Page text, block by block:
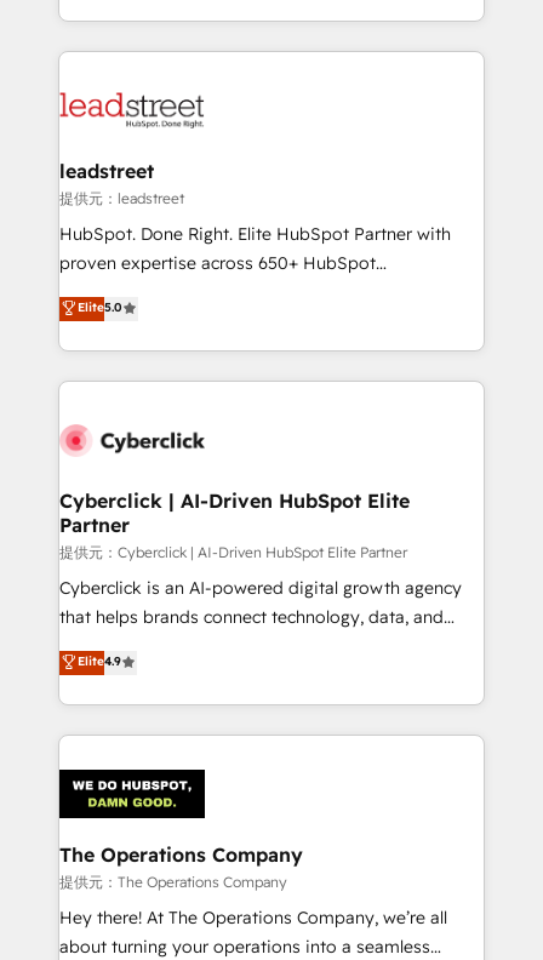
we blend strategy, creativity, and technology to help
custom HubSpot CRM solutions. Our experts design,
implement, and optimize systems to enhance user
marketing, and service teams. From setup to
management, and speed up deal closures. With 500+
projects completed, our Agile approach ensures your
HubSpot CRM drives measurable results. Our
RevOps services align your sales, marketing, and
optimize the revenue lifecycle—lead generation to
retention—by refining processes and eliminating
maximize profitability and adapt to your goals.
leadstreet
提供元：leadstreet
HubSpot. Done Right. Elite HubSpot Partner with
proven expertise across 650+ HubSpot
implementations. With 12+ years of HubSpot
experience, we help you use the HubSpot platform
to its fullest capacity, improve your current HubSpot
website, or build your new one.
Elite5.0
Cyberclick | AI-Driven HubSpot Elite
Partner
提供元：Cyberclick | AI-Driven HubSpot Elite Partner
Cyberclick is an AI-powered digital growth agency
that helps brands connect technology, data, and
creativity to achieve measurable results. Founded in
Barcelona and operating across Spain, LATAM, and
the UK, we support global companies in building
smarter marketing, sales, and customer success
Iberia (Spain & Portugal), we combine human insight
with intelligent automation to drive sustainable
growth. Our multidisciplinary team designs solutions
that simplify complexity, boost performance, and
turn innovation into real impact. 🌍 Highlights •
HubSpot Partner since 2012 • 2022 EMEA Impact
Elite4.9
The Operations Company
提供元：The Operations Company
Hey there! At The Operations Company, we’re all
about turning your operations into a seamless